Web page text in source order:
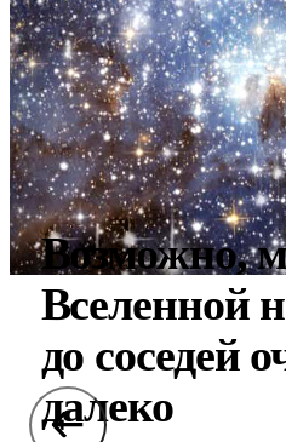
Возможно,
Вселенной
до соседей
далеко